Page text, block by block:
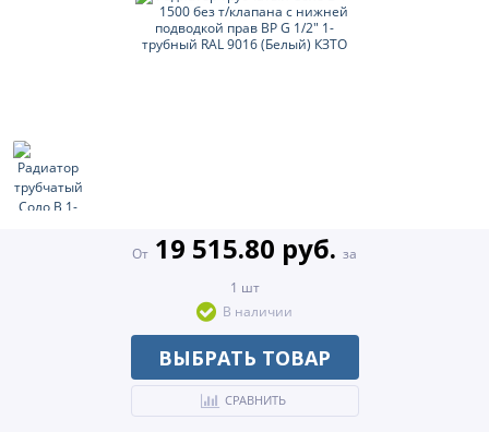
От 19 515.80 руб. за
1 шт
В наличии
ВЫБРАТЬ ТОВАР
СРАВНИТЬ